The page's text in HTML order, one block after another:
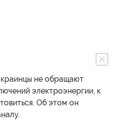
не обращают
электроэнергии, к
Об этом он